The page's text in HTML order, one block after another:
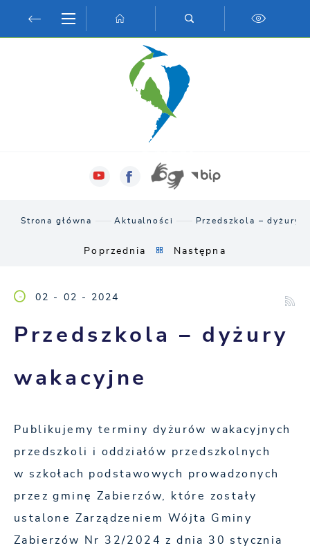
Przejdź do menu.
Przejdź do wyszukiwarki.
Przejdź do treści.
Przejdź do ustawień wielkości czcionki.
Włącz wersję kontrastową strony.
Strona główna Aktualności Przedszkola – dyżury
Poprzednia Następna
02 - 02 - 2024
Przedszkola – dyżury
wakacyjne
Publikujemy terminy dyżurów wakacyjnych
przedszkoli i oddziałów przedszkolnych
w szkołach podstawowych prowadzonych
przez gminę Zabierzów, które zostały
ustalone Zarządzeniem Wójta Gminy
Zabierzów Nr 32/2024 z dnia 30 stycznia